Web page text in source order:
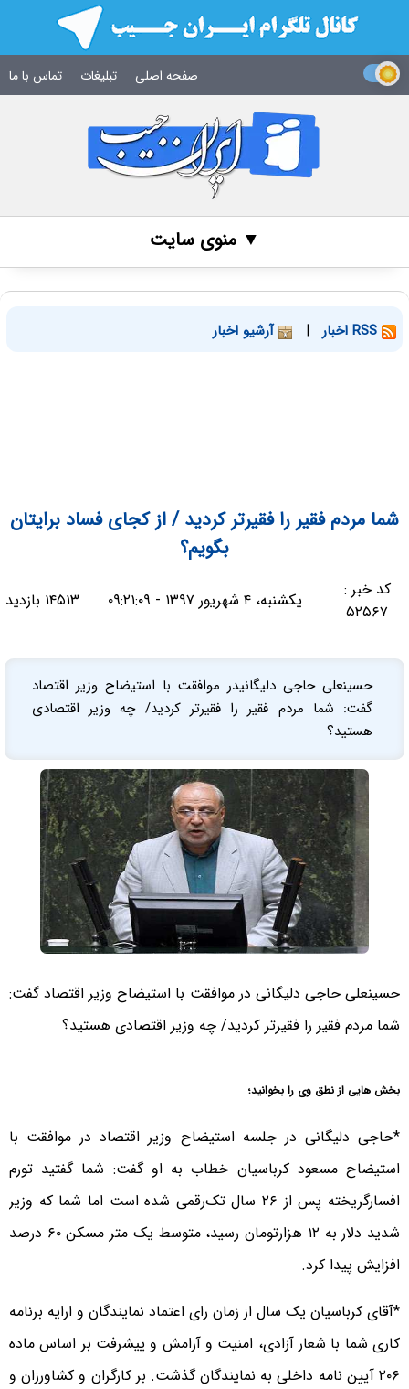
صفحه اصلی تبلیغات تماس با ما
▼ منوی سایت
| آرشیو اخبار
شما مردم فقیر را فقیرتر کردید / از کجای فساد برایتان
بگویم؟
کد خبر :
۵۲۵۶۷
یکشنبه، ۴ شهریور ۱۳۹۷ - ۰۹:۲۱:۰۹ ۱۴۵۱۳ بازدید
حسینعلی حاجی دلیگانیدر موافقت با استیضاح وزیر اقتصاد
گفت: شما مردم فقیر را فقیرتر کردید/ چه وزیر اقتصادی
هستید؟
حسینعلی حاجی دلیگانی در موافقت با استیضاح وزیر اقتصاد گفت:
شما مردم فقیر را فقیرتر کردید/ چه وزیر اقتصادی هستید؟
بخش هایی از نطق وی را بخوانید؛
*حاجی دلیگانی در جلسه استیضاح وزیر اقتصاد در موافقت با
استیضاح مسعود کرباسیان خطاب به او گفت: شما گفتید تورم
افسارگریخته پس از ۲۶ سال تک‌رقمی شده است اما شما که وزیر
شدید دلار به ۱۲ هزارتومان رسید، متوسط یک متر مسکن ۶۰ درصد
افزایش پیدا کرد.
*آقای کرباسیان یک سال از زمان رای اعتماد نمایندگان و ارایه برنامه
کاری شما با شعار آزادی، امنیت و آرامش و پیشرفت بر اساس ماده
۲۰۶ آیین نامه داخلی به نمایندگان گذشت. بر کارگران و کشاورزان و